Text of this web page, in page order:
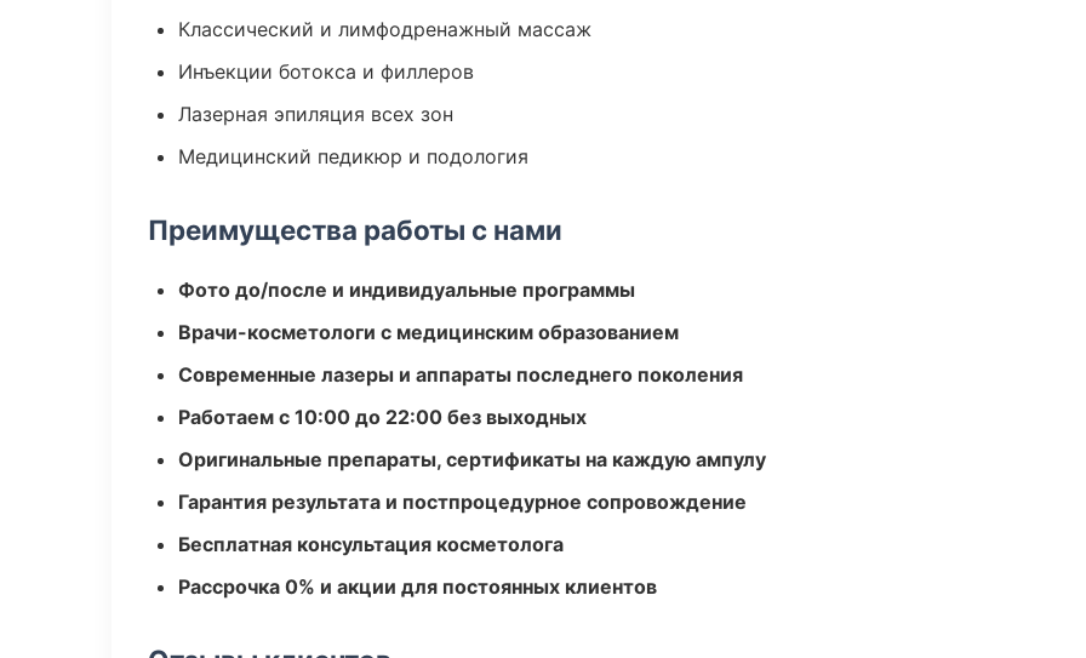
Классический и лимфодренажный массаж
Инъекции ботокса и филлеров
Лазерная эпиляция всех зон
Медицинский педикюр и подология
Преимущества работы с нами
Фото до/после и индивидуальные программы
Врачи-косметологи с медицинским образованием
Современные лазеры и аппараты последнего поколения
Работаем с 10:00 до 22:00 без выходных
Оригинальные препараты, сертификаты на каждую ампулу
Гарантия результата и постпроцедурное сопровождение
Бесплатная консультация косметолога
Рассрочка 0% и акции для постоянных клиентов